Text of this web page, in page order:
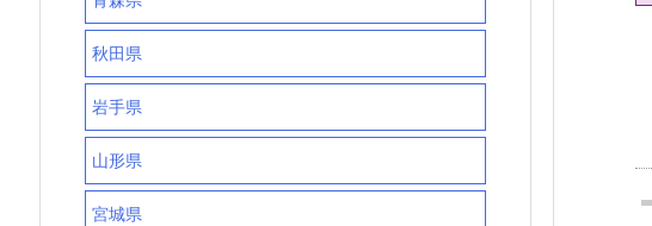
秋田県
岩手県
山形県
宮城県